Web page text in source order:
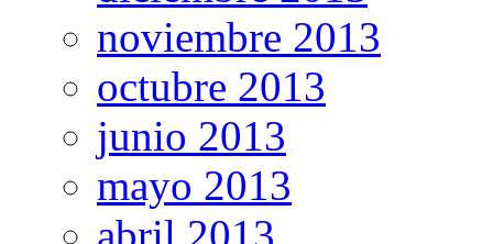
noviembre 2013
octubre 2013
junio 2013
mayo 2013
abril 2013